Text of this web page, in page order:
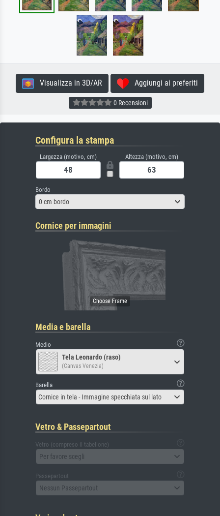
Visualizza in 3D/AR Aggiungi ai preferiti
0 Recensioni
Configura la stampa
Largezza (motivo, cm) Altezza (motivo, cm)
Bordo
0 cm bordo
Cornice per immagini
Media e barella
Medio
Tela Leonardo (raso)
(Canvas Venezia)
Barella
Cornice in tela - Immagine specchiata sul lato
Vetro & Passepartout
Vetro (compreso il tabellone)
Per favore scegli
Passepartout
Nessun Passepartout